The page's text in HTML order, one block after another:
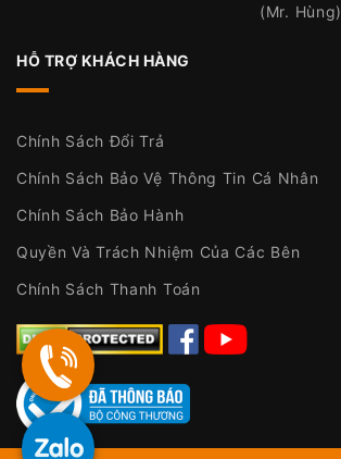
(Mr. Hùng)
HỖ TRỢ KHÁCH HÀNG
Chính Sách Đổi Trả
Chính Sách Bảo Vệ Thông Tin Cá Nhân
Chính Sách Bảo Hành
Quyền Và Trách Nhiệm Của Các Bên
Chính Sách Thanh Toán